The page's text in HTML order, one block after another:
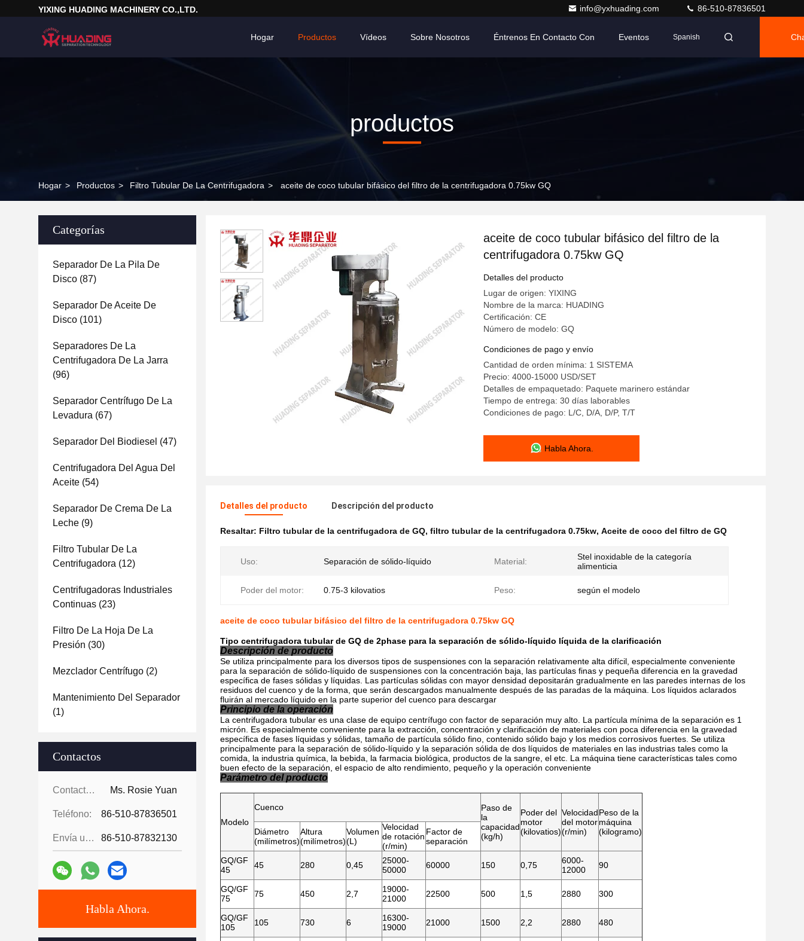
YIXING HUADING MACHINERY CO.,LTD. info@yxhuading.com 86-510-87836501
Hogar Productos Vídeos Sobre Nosotros Éntrenos En Contacto Con Eventos Spanish
productos
Hogar > Productos > Filtro Tubular De La Centrifugadora > aceite de coco tubular bifásico del filtro de la centrifugadora 0.75kw GQ
Categorías
Separador De La Pila De
Disco (87)
Separador De Aceite De
Disco (101)
Separadores De La
Centrifugadora De La Jarra
(96)
Separador Centrífugo De La
Levadura (67)
Separador Del Biodiesel (47)
Centrifugadora Del Agua Del
Aceite (54)
Separador De Crema De La
Leche (9)
Filtro Tubular De La
Centrifugadora (12)
Centrifugadoras Industriales
Continuas (23)
Filtro De La Hoja De La
Presión (30)
Mezclador Centrífugo (2)
Mantenimiento Del Separador
(1)
Contactos
Contactos: Ms. Rosie Yuan
Teléfono: 86-510-87836501
Envía un fax.: 86-510-87832130
Habla Ahora.
aceite de coco tubular bifásico del filtro de la
centrifugadora 0.75kw GQ
Detalles del producto
Lugar de origen: YIXING
Nombre de la marca: HUADING
Certificación: CE
Número de modelo: GQ
Condiciones de pago y envío
Cantidad de orden mínima: 1 SISTEMA
Precio: 4000-15000 USD/SET
Detalles de empaquetado: Paquete marinero estándar
Tiempo de entrega: 30 días laborables
Condiciones de pago: L/C, D/A, D/P, T/T
Habla Ahora.
Detalles del producto Descripción del producto
Resaltar: Filtro tubular de la centrifugadora de GQ, filtro tubular de la centrifugadora 0.75kw, Aceite de coco del filtro de GQ
Uso: Separación de sólido-líquido Material:
Stel inoxidable de la categoría
alimenticia
Poder del motor: 0.75-3 kilovatios Peso: según el modelo
aceite de coco tubular bifásico del filtro de la centrifugadora 0.75kw GQ
Tipo centrifugadora tubular de GQ de 2phase para la separación de sólido-líquido líquida de la clarificación
Descripción de producto
Se utiliza principalmente para los diversos tipos de suspensiones con la separación relativamente alta difícil, especialmente conveniente
para la separación de sólido-líquido de suspensiones con la concentración baja, las partículas finas y pequeña diferencia en la gravedad
específica de fases sólidas y líquidas. Las partículas sólidas con mayor densidad depositarán gradualmente en las paredes internas de los
residuos del cuenco y de la forma, que serán descargados manualmente después de las paradas de la máquina. Los líquidos aclarados
fluirán al mercado líquido en la parte superior del cuenco para descargar
Principio de la operación
La centrifugadora tubular es una clase de equipo centrífugo con factor de separación muy alto. La partícula mínima de la separación es 1
micrón. Es especialmente conveniente para la extracción, concentración y clarificación de materiales con poca diferencia en la gravedad
específica de fases líquidas y sólidas, tamaño de partícula sólido fino, contenido sólido bajo y los medios corrosivos fuertes. Se utiliza
principalmente para la separación de sólido-líquido y la separación sólida de dos líquidos de materiales en las industrias tales como la
comida, la industria química, la bebida, la farmacia biológica, productos de la sangre, el etc. La máquina tiene características tales como
buen efecto de la separación, el espacio de alto rendimiento, pequeño y la operación conveniente
Parámetro del producto
Modelo
Cuenco
Paso de
la
capacidad
(kg/h)
Poder del
motor
(kilovatios)
Velocidad
del motor
(r/min)
Peso de la
máquina
(kilogramo)
Diámetro
(milímetros)
Altura
(milímetros)
Volumen
(L)
Velocidad
de rotación
(r/min)
Factor de
separación
GQ/GF
45
45 280 0,45
25000-
50000
60000 150 0,75
6000-
12000
90
GQ/GF
75
75 450 2,7
19000-
21000
22500 500 1,5 2880 300
GQ/GF
105
105 730 6
16300-
19000
21000 1500 2,2 2880 480